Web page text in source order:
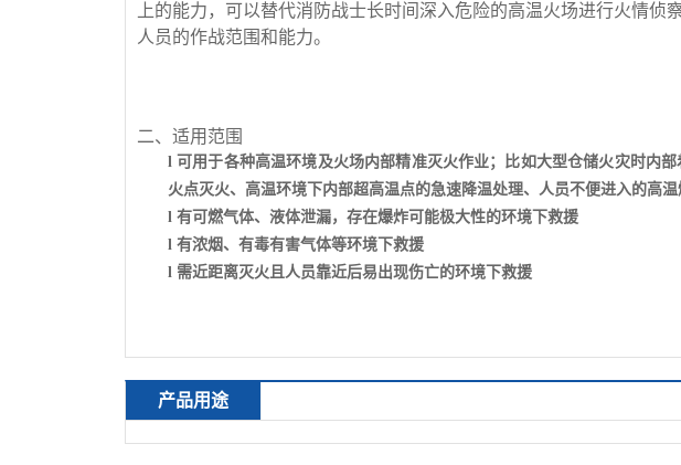
上的能力，可以替代消防战士长时间深入危险的高温火场进行火情侦
人员的作战范围和能力。
二、适用范围
l 可用于各种高温环境及火场内部精准灭火作业；比如大型仓储火灾时内
火点灭火、高温环境下内部超高温点的急速降温处理、人员不便进入的高
l 有可燃气体、液体泄漏，存在爆炸可能极大性的环境下救援
l 有浓烟、有毒有害气体等环境下救援
l 需近距离灭火且人员靠近后易出现伤亡的环境下救援
产品用途